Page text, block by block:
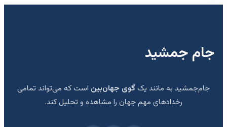
جام جمشید
جام‌جمشید به مانند یک گوی جهان‌بین است که می‌تواند تمامی
رخدادهای مهم جهان را مشاهده و تحلیل کند.